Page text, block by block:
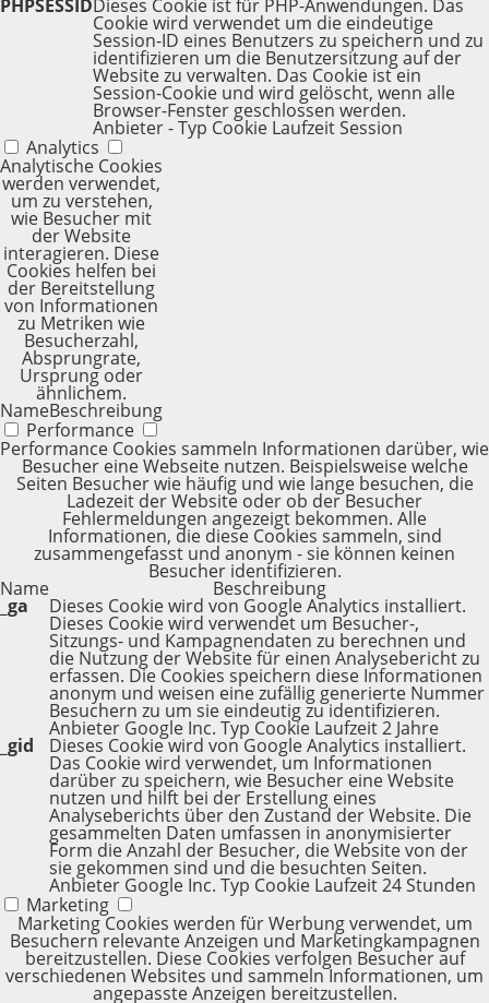
PHPSESSIDDieses Cookie ist für PHP-Anwendungen. Das
Cookie wird verwendet um die eindeutige
Session-ID eines Benutzers zu speichern und zu
identifizieren um die Benutzersitzung auf der
Website zu verwalten. Das Cookie ist ein
Session-Cookie und wird gelöscht, wenn alle
Browser-Fenster geschlossen werden.
Anbieter-Typ Cookie LaufzeitSession
Analytics
Analytische Cookies
werden verwendet,
um zu verstehen,
wie Besucher mit
der Website
interagieren. Diese
Cookies helfen bei
der Bereitstellung
von Informationen
zu Metriken wie
Besucherzahl,
Absprungrate,
Ursprung oder
ähnlichem.
NameBeschreibung
Performance
Performance Cookies sammeln Informationen darüber, wie
Besucher eine Webseite nutzen. Beispielsweise welche
Seiten Besucher wie häufig und wie lange besuchen, die
Ladezeit der Website oder ob der Besucher
Fehlermeldungen angezeigt bekommen. Alle
Informationen, die diese Cookies sammeln, sind
zusammengefasst und anonym - sie können keinen
Besucher identifizieren.
Name Beschreibung
_ga Dieses Cookie wird von Google Analytics installiert.
Dieses Cookie wird verwendet um Besucher-,
Sitzungs- und Kampagnendaten zu berechnen und
die Nutzung der Website für einen Analysebericht zu
erfassen. Die Cookies speichern diese Informationen
anonym und weisen eine zufällig generierte Nummer
Besuchern zu um sie eindeutig zu identifizieren.
Anbieter Google Inc. Typ Cookie Laufzeit2 Jahre
_gid Dieses Cookie wird von Google Analytics installiert.
Das Cookie wird verwendet, um Informationen
darüber zu speichern, wie Besucher eine Website
nutzen und hilft bei der Erstellung eines
Analyseberichts über den Zustand der Website. Die
gesammelten Daten umfassen in anonymisierter
Form die Anzahl der Besucher, die Website von der
sie gekommen sind und die besuchten Seiten.
Anbieter Google Inc. Typ Cookie Laufzeit24 Stunden
Marketing
Marketing Cookies werden für Werbung verwendet, um
Besuchern relevante Anzeigen und Marketingkampagnen
bereitzustellen. Diese Cookies verfolgen Besucher auf
verschiedenen Websites und sammeln Informationen, um
angepasste Anzeigen bereitzustellen.